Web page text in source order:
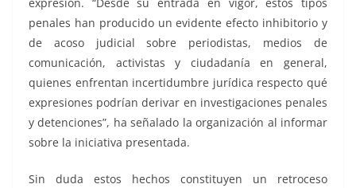
expresión. “Desde su entrada en vigor, estos tipos
penales han producido un evidente efecto inhibitorio y
de acoso judicial sobre periodistas, medios de
comunicación, activistas y ciudadanía en general,
quienes enfrentan incertidumbre jurídica respecto qué
expresiones podrían derivar en investigaciones penales
y detenciones”, ha señalado la organización al informar
sobre la iniciativa presentada.
Sin duda estos hechos constituyen un retroceso